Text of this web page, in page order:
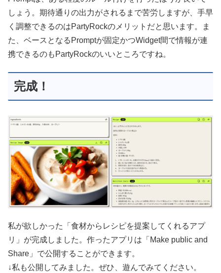
しょう。期待通りの出力がされるまで苦労しますが、手早
く調整できるのはPartyRockのメリットだと思います。ま
た、ベースとなるPromptが固定かつWidget間で情報が連
携できるのもPartyRockのいいところですね。
完成！
私が欲しかった「食材からレシピを提案してくれるアプ
リ」が完成しました。作ったアプリは「Make public and
Share」で公開することができます。
↓私も公開してみました。ぜひ、遊んでみてください。